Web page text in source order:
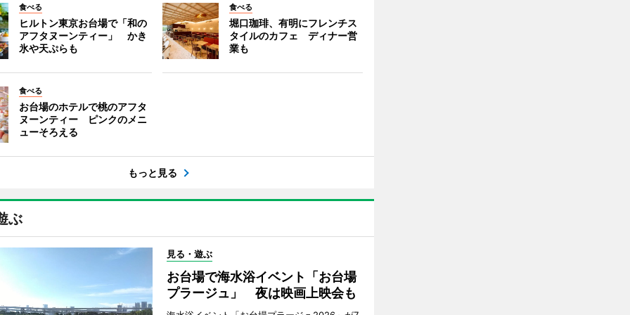
食べる
ヒルトン東京お台場で「和の
アフタヌーンティー」 かき
氷や天ぷらも
食べる
堀口珈琲、有明にフレンチス
タイルのカフェ ディナー営
業も
食べる
お台場のホテルで桃のアフタ
ヌーンティー ピンクのメニ
ューそろえる
もっと見る
ぶ
見る・遊ぶ
お台場で海水浴イベント「お台場
プラージュ」 夜は映画上映会も